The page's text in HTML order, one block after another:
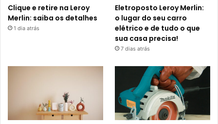
Clique e retire na Leroy
Merlin: saiba os detalhes
1 dia atrás
Eletroposto Leroy Merlin:
o lugar do seu carro
elétrico e de tudo o que
sua casa precisa!
7 dias atrás